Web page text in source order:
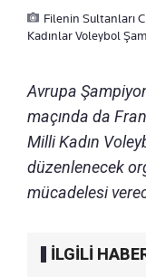
Filenin Sultanları
Kadınlar Voleybol
Avrupa
maçında da
Milli Kadın
düzenlenecek
mücadelesi
İLGİLİ